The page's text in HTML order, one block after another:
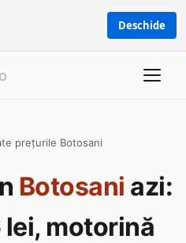
Deschide
prețurile Botosani
Botosani azi:
motorină